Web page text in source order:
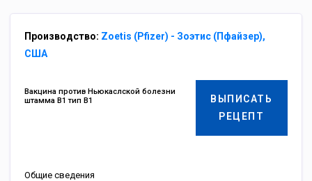
Производство: Zoetis (Pfizer) - Зоэтис (Пфайзер),
США
ВЫПИСАТЬ
РЕЦЕПТ
Вакцина против Ньюкаслской болезни
штамма B1 тип B1
Общие сведения